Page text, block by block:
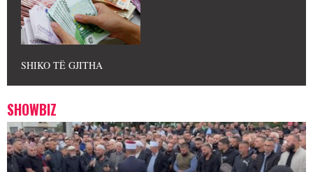
SHIKO TË GJITHA
SHOWBIZ